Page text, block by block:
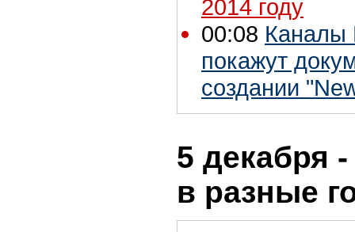
2014 году
00:08 Каналы
покажут
создании
5 декабря
в разные